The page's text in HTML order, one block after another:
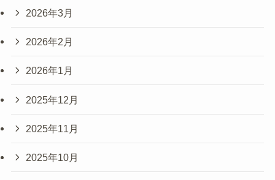
2026年3月
2026年2月
2026年1月
2025年12月
2025年11月
2025年10月